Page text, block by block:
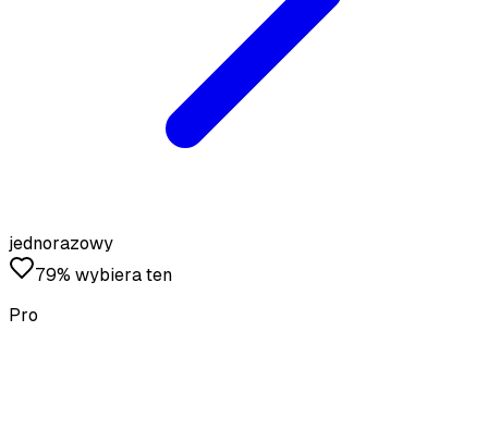
jednorazowy
79% wybiera ten
Pro